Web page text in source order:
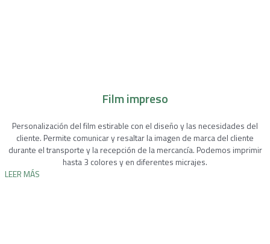
Film impreso
Personalización del film estirable con el diseño y las necesidades del
cliente. Permite comunicar y resaltar la imagen de marca del cliente
durante el transporte y la recepción de la mercancía. Podemos imprimir
hasta 3 colores y en diferentes micrajes.
LEER MÁS